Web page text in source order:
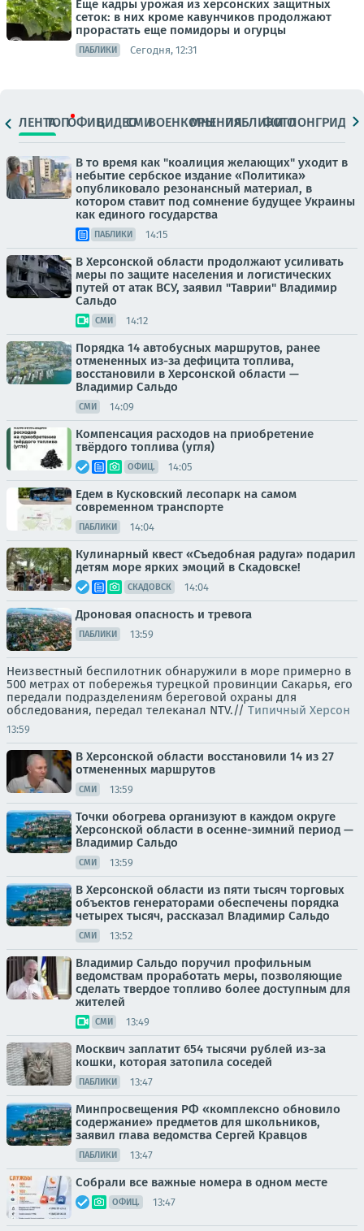
Еще кадры урожая из херсонских защитных
сеток: в них кроме кавунчиков продолжают
прорастать еще помидоры и огурцы
ПАБЛИКИ Сегодня, 12:31
ЛЕНТАТОПОФИЦ.ВИДЕОСМИВОЕНКОРЫМНЕНИЯПАБЛИКИ
ФОТОЛОНГРИДЫ
В то время как "коалиция желающих" уходит в
небытие сербское издание «Политика»
опубликовало резонансный материал, в
котором ставит под сомнение будущее Украины
как единого государства
ПАБЛИКИ 14:15
В Херсонской области продолжают усиливать
меры по защите населения и логистических
путей от атак ВСУ, заявил "Таврии" Владимир
Сальдо
СМИ 14:12
Порядка 14 автобусных маршрутов, ранее
отмененных из-за дефицита топлива,
восстановили в Херсонской области —
Владимир Сальдо
СМИ 14:09
Компенсация расходов на приобретение
твёрдого топлива (угля)
ОФИЦ. 14:05
Едем в Кусковский лесопарк на самом
современном транспорте
ПАБЛИКИ 14:04
Кулинарный квест «Съедобная радуга» подарил
детям море ярких эмоций в Скадовске!
СКАДОВСК 14:04
Дроновая опасность и тревога
ПАБЛИКИ 13:59
Неизвестный беспилотник обнаружили в море примерно в
500 метрах от побережья турецкой провинции Сакарья, его
передали подразделениям береговой охраны для
обследования, передал телеканал NTV.// Типичный Херсон
13:59
В Херсонской области восстановили 14 из 27
отмененных маршрутов
СМИ 13:59
Точки обогрева организуют в каждом округе
Херсонской области в осенне-зимний период —
Владимир Сальдо
СМИ 13:59
В Херсонской области из пяти тысяч торговых
объектов генераторами обеспечены порядка
четырех тысяч, рассказал Владимир Сальдо
СМИ 13:52
Владимир Сальдо поручил профильным
ведомствам проработать меры, позволяющие
сделать твердое топливо более доступным для
жителей
СМИ 13:49
Москвич заплатит 654 тысячи рублей из-за
кошки, которая затопила соседей
ПАБЛИКИ 13:47
Минпросвещения РФ «комплексно обновило
содержание» предметов для школьников,
заявил глава ведомства Сергей Кравцов
ПАБЛИКИ 13:47
Собрали все важные номера в одном месте
ОФИЦ. 13:47